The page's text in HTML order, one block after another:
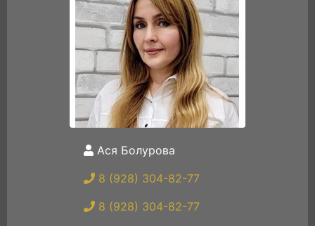
Ася Болурова
8 (928) 304-82-77
8 (928) 304-82-77